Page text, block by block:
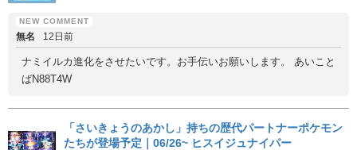
無名 12日前
ナミイルカ進化をさせたいです。お手伝いお願いします。 あいこと
ばN88T4W
「さいきょうのあかし」持ちの歴代パートナーポケモン
たちが登場予定｜06/26~ ヒスイジュナイパー